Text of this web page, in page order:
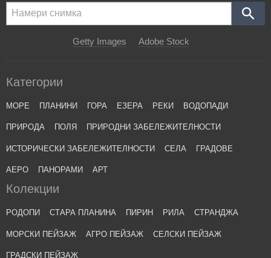
Getty Images Adobe Stock
Категории
МОРЕ ПЛАНИНИ ГОРА ЕЗЕРА РЕКИ ВОДОПАДИ
ПРИРОДА ПОЛЯ ПРИРОДНИ ЗАБЕЛЕЖИТЕЛНОСТИ
ИСТОРИЧЕСКИ ЗАБЕЛЕЖИТЕЛНОСТИ СЕЛА ГРАДОВЕ
АЕРО ПАНОРАМИ АРТ
Колекции
РОДОПИ СТАРА ПЛАНИНА ПИРИН РИЛА СТРАНДЖА
МОРСКИ ПЕЙЗАЖ АГРО ПЕЙЗАЖ СЕЛСКИ ПЕЙЗАЖ
ГРАДСКИ ПЕЙЗАЖ